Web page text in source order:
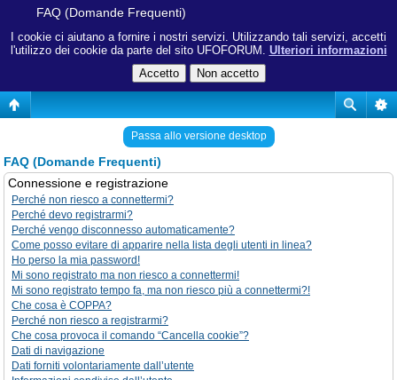
I cookie ci aiutano a fornire i nostri servizi. Utilizzando tali servizi, accetti
l'utilizzo dei cookie da parte del sito UFOFORUM. Ulteriori informazioni
FAQ (Domande Frequenti)
Passa allo versione desktop
FAQ (Domande Frequenti)
Connessione e registrazione
Perché non riesco a connettermi?
Perché devo registrarmi?
Perché vengo disconnesso automaticamente?
Come posso evitare di apparire nella lista degli utenti in linea?
Ho perso la mia password!
Mi sono registrato ma non riesco a connettermi!
Mi sono registrato tempo fa, ma non riesco più a connettermi?!
Che cosa è COPPA?
Perché non riesco a registrarmi?
Che cosa provoca il comando “Cancella cookie”?
Dati di navigazione
Dati forniti volontariamente dall’utente